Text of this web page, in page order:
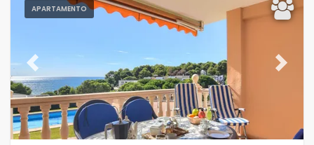
APARTAMENTO
Previous Next